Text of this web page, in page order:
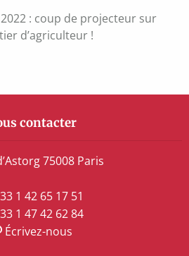
2022 : coup de projecteur sur
d’agriculteur !
contacter
75008 Paris
1 42 65 17 51
1 47 42 62 84
Écrivez-nous